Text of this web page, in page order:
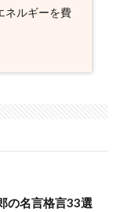
ネルギーを費
の名言格言33選